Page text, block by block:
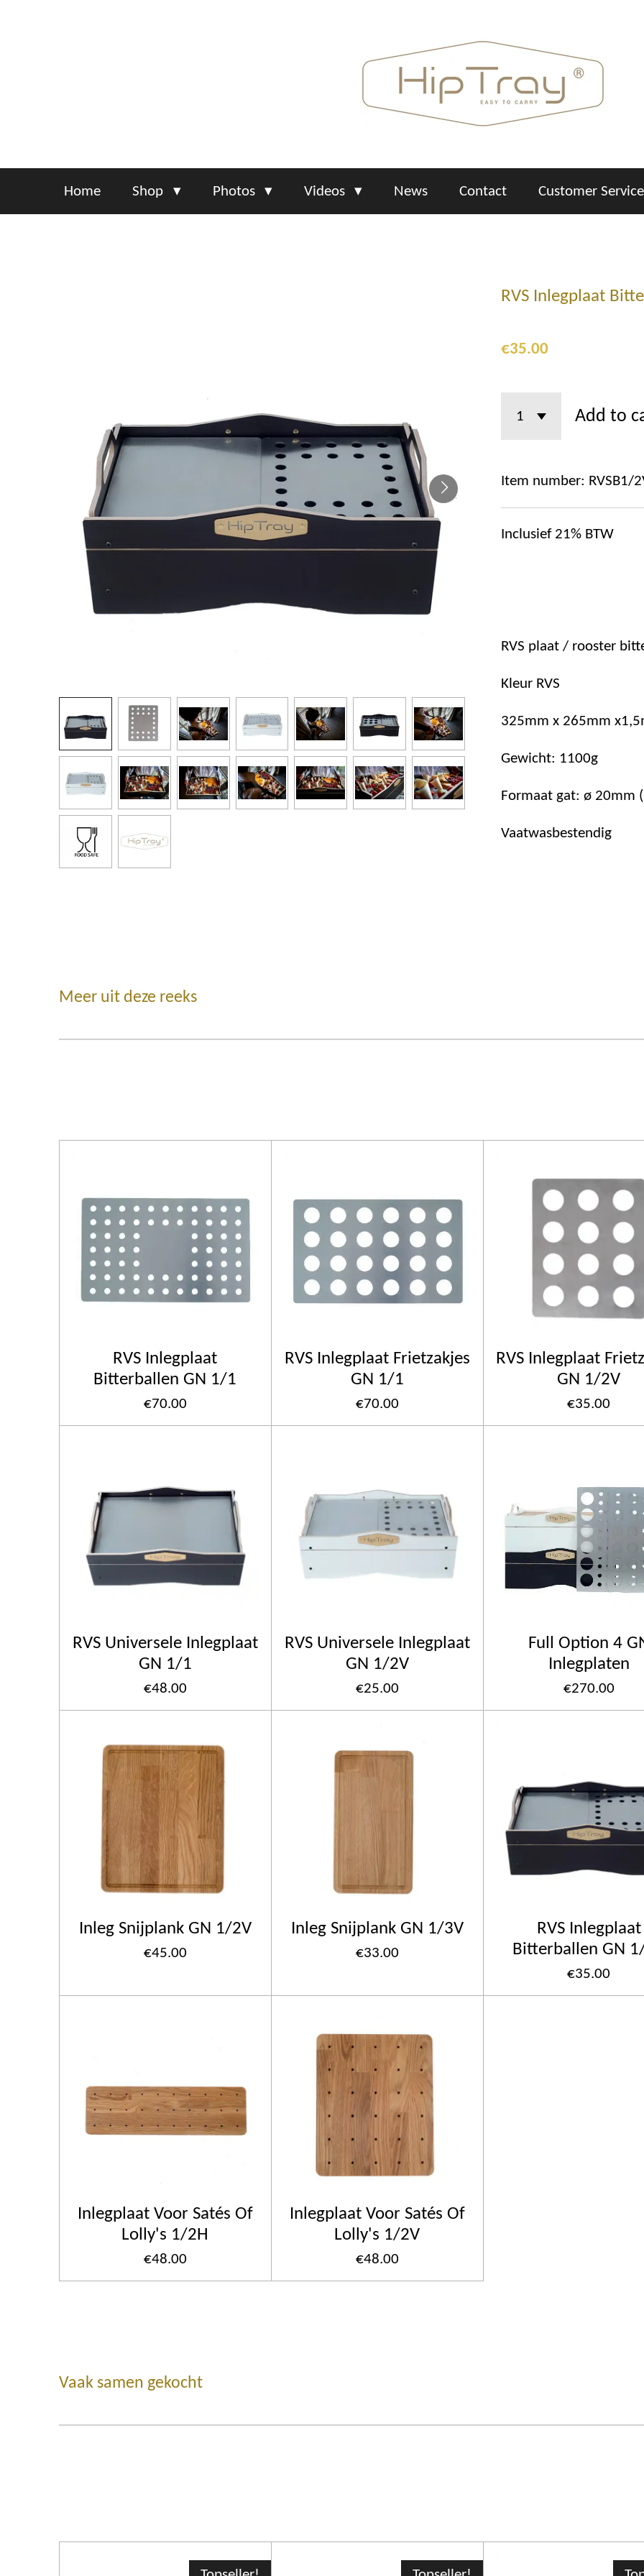
Home Shop Photos Videos News Contact Customer Service
RVS Inlegplaat
€35.00
Add to
Item number: RVSB1/
Inclusief 21% BTW
RVS plaat / rooster
Kleur RVS
325mm x 265mm
Gewicht: 1100g
Formaat gat: ø 20mm
Vaatwasbestendig
Meer uit deze reeks
RVS Inlegplaat
Bitterballen GN 1/1
€70.00
RVS Inlegplaat Frietzakjes
GN 1/1
€70.00
RVS Inlegplaat
GN 1/2V
€35.00
RVS Universele Inlegplaat
GN 1/1
€48.00
RVS Universele Inlegplaat
GN 1/2V
€25.00
Full Option 4
Inlegplaten
€270.00
Inleg Snijplank GN 1/2V
€45.00
Inleg Snijplank GN 1/3V
€33.00
RVS Inlegplaat
Bitterballen GN
€35.00
Inlegplaat Voor Satés Of
Lolly's 1/2H
€48.00
Inlegplaat Voor Satés Of
Lolly's 1/2V
€48.00
Vaak samen gekocht